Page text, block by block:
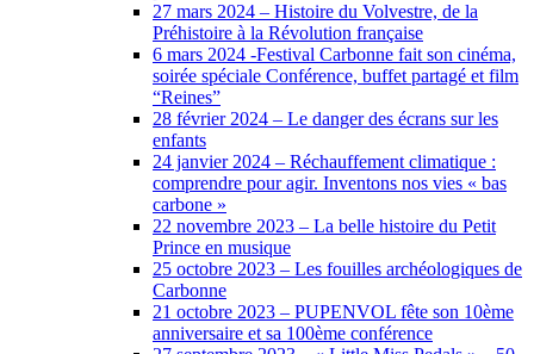
27 mars 2024 – Histoire du Volvestre, de la
Préhistoire à la Révolution française
6 mars 2024 -Festival Carbonne fait son cinéma,
soirée spéciale Conférence, buffet partagé et film
“Reines”
28 février 2024 – Le danger des écrans sur les
enfants
24 janvier 2024 – Réchauffement climatique :
comprendre pour agir. Inventons nos vies « bas
carbone »
22 novembre 2023 – La belle histoire du Petit
Prince en musique
25 octobre 2023 – Les fouilles archéologiques de
Carbonne
21 octobre 2023 – PUPENVOL fête son 10ème
anniversaire et sa 100ème conférence